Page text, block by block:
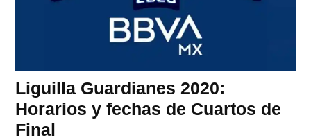
Liguilla Guardianes 2020:
Horarios y fechas de Cuartos de
Final